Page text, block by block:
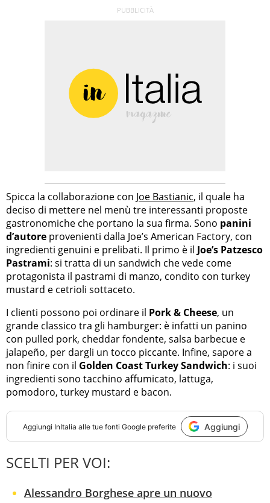
Spicca la collaborazione con Joe Bastianic, il quale ha
deciso di mettere nel menù tre interessanti proposte
gastronomiche che portano la sua firma. Sono panini
d’autore provenienti dalla Joe’s American Factory, con
ingredienti genuini e prelibati. Il primo è il Joe’s Patzesco
Pastrami: si tratta di un sandwich che vede come
protagonista il pastrami di manzo, condito con turkey
mustard e cetrioli sottaceto.
I clienti possono poi ordinare il Pork & Cheese, un
grande classico tra gli hamburger: è infatti un panino
con pulled pork, cheddar fondente, salsa barbecue e
jalapeño, per dargli un tocco piccante. Infine, sapore a
non finire con il Golden Coast Turkey Sandwich: i suoi
ingredienti sono tacchino affumicato, lattuga,
pomodoro, turkey mustard e bacon.
Aggiungi InItalia alle tue fonti Google preferite Aggiungi
SCELTI PER VOI:
Alessandro Borghese apre un nuovo